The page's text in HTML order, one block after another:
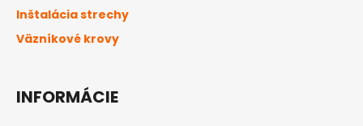
Inštalácia strechy
Väzníkové krovy
INFORMÁCIE